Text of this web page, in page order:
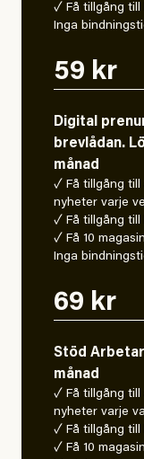
✓ Få tillgång till
Inga
59 kr
Digital
brevlådan.
månad
✓ Få tillgång till
nyheter varje
✓ Få tillgång till
✓ Få 10
Inga
69 kr
Stöd
månad
✓ Få tillgång till
nyheter varje
✓ Få tillgång till
✓ Få 10